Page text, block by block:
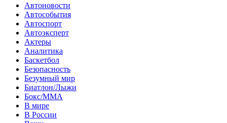
Автоновости
Автособытия
Автоспорт
Автоэксперт
Актеры
Аналитика
Баскетбол
Безопасность
Безумный мир
Биатлон/Лыжи
Бокс/MMA
В мире
В России